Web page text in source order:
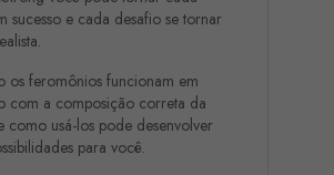
sucesso e cada desafio se tornar
os feromônios funcionam em
com a composição correta da
como usá-los pode desenvolver
para você.